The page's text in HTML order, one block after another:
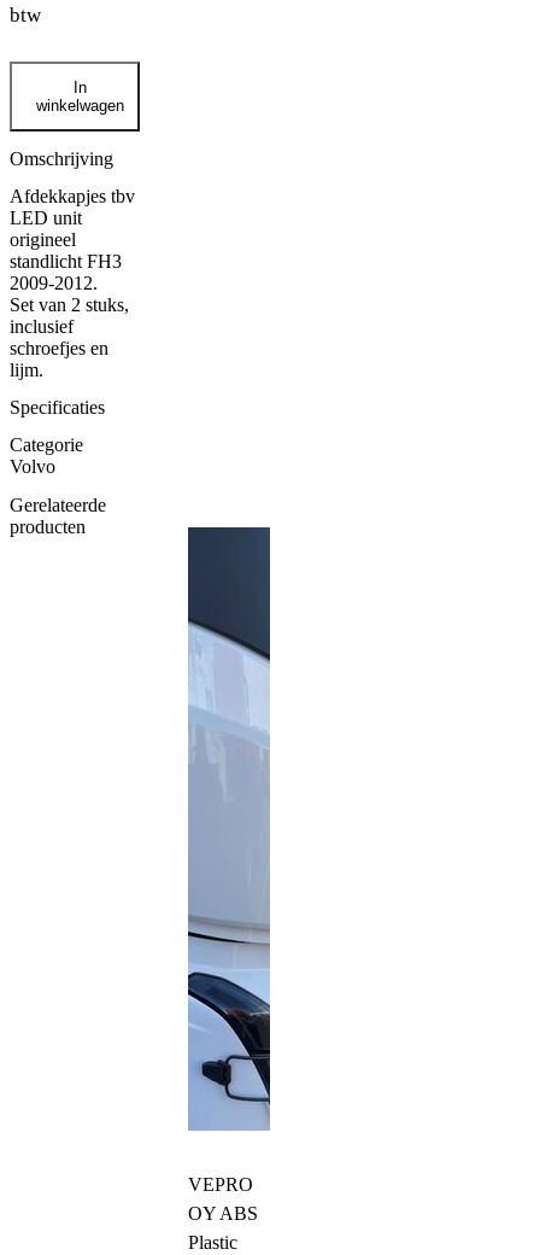
btw
Afdekkapjes
LED
unit
origineel
FH3
aantal
In
winkelwagen
Omschrijving
Afdekkapjes tbv
LED unit
origineel
standlicht FH3
2009-2012.
Set van 2 stuks,
inclusief
schroefjes en
lijm.
Specificaties
Categorie
Volvo
Gerelateerde
producten
VEPRO
OY ABS
Plastic